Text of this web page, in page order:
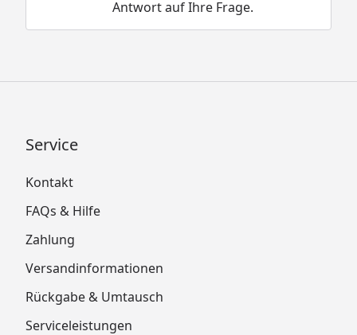
Antwort auf Ihre Frage.
Service
Kontakt
FAQs & Hilfe
Zahlung
Versandinformationen
Rückgabe & Umtausch
Serviceleistungen